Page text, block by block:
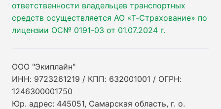
ответственности владельцев транспортных
средств осуществляется АО «Т-Страхование» по
лицензии ОС№ 0191-03 от 01.07.2024 г.
ООО "Экиплайн"
ИНН: 9723261219 / КПП: 632001001 / ОГРН:
1246300001750
Юр. адрес: 445051, Самарская область, г. о.